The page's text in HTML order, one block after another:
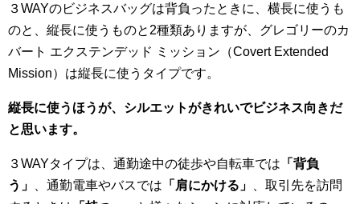
３WAYのビジネスバッグは背負ったときに、横長に使うも
のと、縦長に使うものと2種類ありますが、グレゴリーのカ
バート エクステンデッド ミッション（Covert Extended
Mission）は縦長に使うタイプです。
縦長に使うほうが、シルエットがきれいでビジネス向きだ
と思います。
３WAYタイプは、通勤途中の徒歩や自転車では 「背負
う」
、通勤電車やバスでは 「肩にかける」
、取引先を訪問